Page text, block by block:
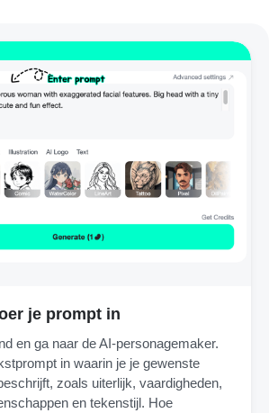
je prompt in
en ga naar de AI-personagemaker.
in waarin je je gewenste
zoals uiterlijk, vaardigheden,
en tekenstijl. Hoe